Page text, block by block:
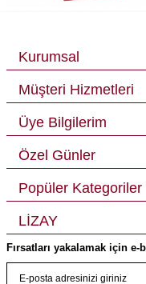
Kurumsal
Müşteri Hizmetleri
Üye Bilgilerim
Özel Günler
Popüler Kategoriler
LİZAY
Fırsatları yakalamak için e-